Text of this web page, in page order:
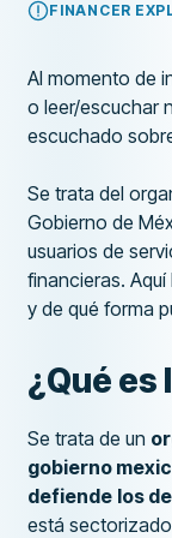
FINANCER
Al momento de
o leer/escuchar
escuchado
Se trata del
Gobierno de
usuarios de
financieras.
y de qué forma
¿Qué es
Se trata de un
gobierno
defiende los
está